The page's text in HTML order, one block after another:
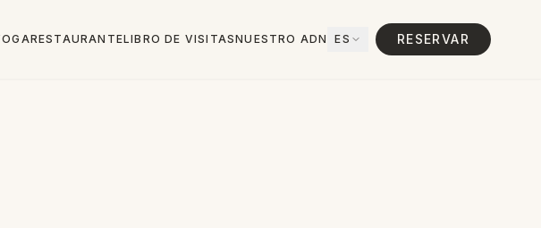
RESTAURANTELIBRO DE VISITASNUESTRO ADN ES RESERVAR